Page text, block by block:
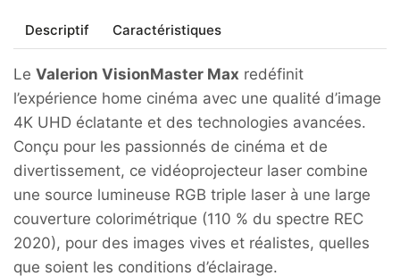
MAX
Descriptif Caractéristiques
Le Valerion VisionMaster Max redéfinit
l’expérience home cinéma avec une qualité d’image
4K UHD éclatante et des technologies avancées.
Conçu pour les passionnés de cinéma et de
divertissement, ce vidéoprojecteur laser combine
une source lumineuse RGB triple laser à une large
couverture colorimétrique (110 % du spectre REC
2020), pour des images vives et réalistes, quelles
que soient les conditions d’éclairage.